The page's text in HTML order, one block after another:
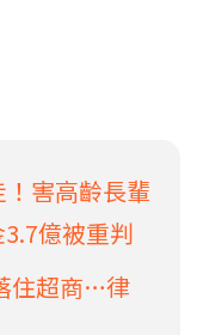
害高齡長輩
億被重判
住超商…律